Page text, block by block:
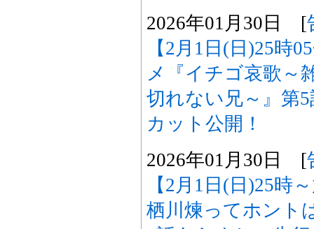
2026年01月30日 [
【2月1日(日)25時
メ『イチゴ哀歌～
切れない兄～』第
カット公開！
2026年01月30日 [
【2月1日(日)25時
栖川煉ってホント